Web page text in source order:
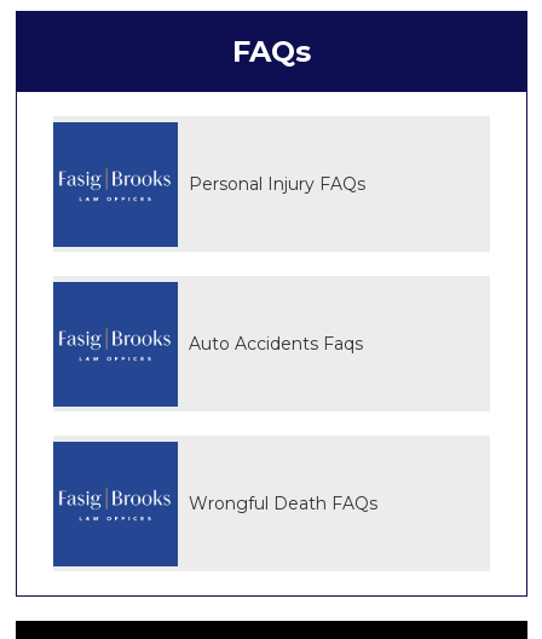
FAQs
Personal Injury FAQs
Auto Accidents Faqs
Wrongful Death FAQs